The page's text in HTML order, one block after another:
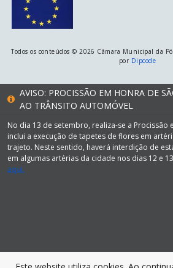
Todos os conteúdos © 2026 Câmara Municipal da
por Dipcode
AVISO: PROCISSÃO EM HONRA DE
AO TRÂNSITO AUTOMÓVEL
No dia 13 de setembro, realiza-se a Procissão
inclui a execução de tapetes de flores em
trajeto. Neste sentido, haverá interdição de
em algumas artérias da cidade nos dias 12 e
aqui.